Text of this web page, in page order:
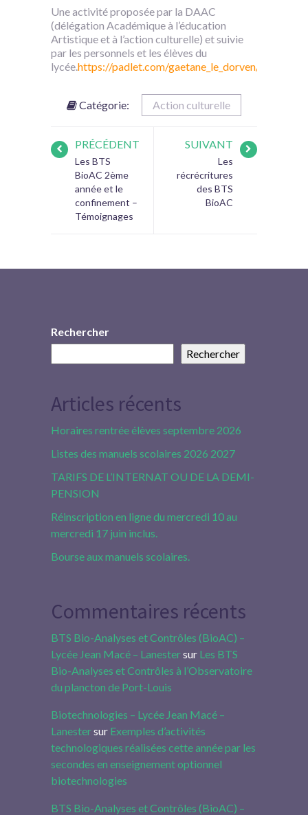
Une activité proposée par la DAAC
(délégation Académique à l’éducation
Artistique et à l’action culturelle) et suivie
par les personnels et les élèves du
lycée.https://padlet.com/gaetane_le_dorven/Photos
Catégorie: Action culturelle
PRÉCÉDENT
Les BTS
BioAC 2ème
année et le
confinement –
Témoignages
SUIVANT
Les
récrécritures
des BTS
BioAC
Rechercher
Rechercher
Articles récents
Horaires rentrée élèves septembre 2026
Listes des manuels scolaires 2026 2027
TARIFS DE L’INTERNAT OU DE LA DEMI-
PENSION
Réinscription en ligne du mercredi 10 au
mercredi 17 juin inclus.
Bourse aux manuels scolaires.
Commentaires récents
BTS Bio-Analyses et Contrôles (BioAC) –
Lycée Jean Macé – Lanestersur Les BTS
Bio-Analyses et Contrôles à l’Observatoire
du plancton de Port-Louis
Biotechnologies – Lycée Jean Macé –
Lanestersur Exemples d’activités
technologiques réalisées cette année par les
secondes en enseignement optionnel
biotechnologies
BTS Bio-Analyses et Contrôles (BioAC) –